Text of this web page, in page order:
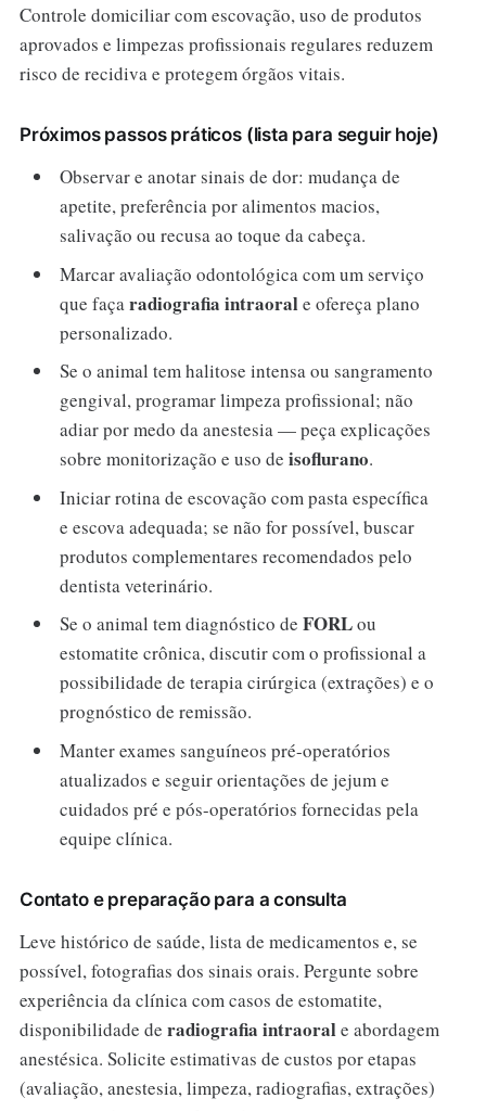
Controle domiciliar com escovação, uso de produtos
aprovados e limpezas profissionais regulares reduzem
risco de recidiva e protegem órgãos vitais.
Próximos passos práticos (lista para seguir hoje)
Observar e anotar sinais de dor: mudança de
apetite, preferência por alimentos macios,
salivação ou recusa ao toque da cabeça.
Marcar avaliação odontológica com um serviço
que façaradiografia intraorale ofereça plano
personalizado.
Se o animal tem halitose intensa ou sangramento
gengival, programar limpeza profissional; não
adiar por medo da anestesia — peça explicações
sobre monitorização e uso deisoflurano.
Iniciar rotina de escovação com pasta específica
e escova adequada; se não for possível, buscar
produtos complementares recomendados pelo
dentista veterinário.
Se o animal tem diagnóstico deFORLou
estomatite crônica, discutir com o profissional a
possibilidade de terapia cirúrgica (extrações) e o
prognóstico de remissão.
Manter exames sanguíneos pré-operatórios
atualizados e seguir orientações de jejum e
cuidados pré e pós-operatórios fornecidas pela
equipe clínica.
Contato e preparação para a consulta
Leve histórico de saúde, lista de medicamentos e, se
possível, fotografias dos sinais orais. Pergunte sobre
experiência da clínica com casos de estomatite,
disponibilidade de radiografia intraorale abordagem
anestésica. Solicite estimativas de custos por etapas
(avaliação, anestesia, limpeza, radiografias, extrações)